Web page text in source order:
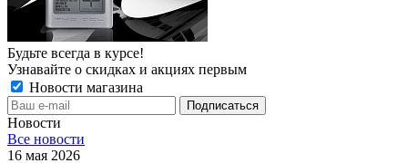
Будьте всегда в курсе!
Узнавайте о скидках и акциях первым
Новости магазина
Новости
Все новости
16 мая 2026